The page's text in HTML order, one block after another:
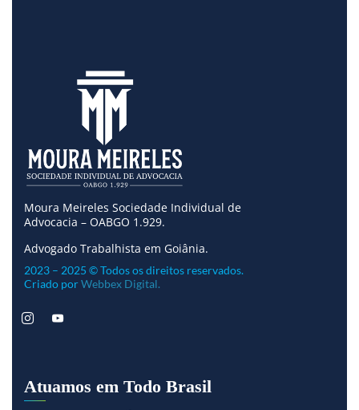
Moura Meireles Sociedade Individual de
Advocacia – OABGO 1.929.
Advogado Trabalhista em Goiânia.
2023 – 2025 © Todos os direitos reservados.
Criado porWebbex Digital.
Atuamos em Todo Brasil